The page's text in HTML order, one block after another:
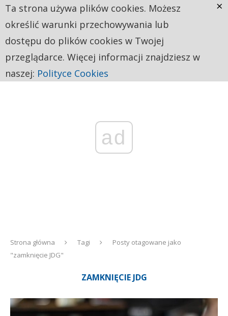
ad
Strona główna Tagi
Posty otagowane jako
"zamknięcie JDG"
ZAMKNIĘCIE JDG
Ta strona używa plików cookies. Możesz
określić warunki przechowywania lub
dostępu do plików cookies w Twojej
przeglądarce. Więcej informacji znajdziesz w
naszej: Polityce Cookies
×